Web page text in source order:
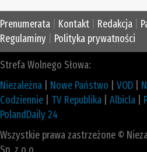
Prenumerata Kontakt Redakcja
Regulaminy
Polityka prywatności
Strefa Wolnego Słowa:
Niezależna
Nowe Państwo VOD
Codziennie
TV Republika Albicla
PolandDaily 24
Wszystkie prawa zastrzeżone ©